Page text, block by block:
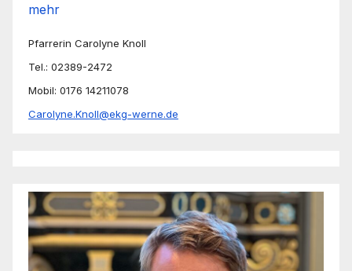
mehr
Pfarrerin Carolyne Knoll
Tel.: 02389-2472
Mobil: 0176 14211078
Carolyne.Knoll@ekg-werne.de